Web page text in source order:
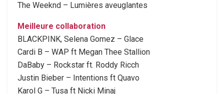
The Weeknd – Lumières aveuglantes
Meilleure collaboration
BLACKPINK, Selena Gomez – Glace
Cardi B – WAP ft Megan Thee Stallion
DaBaby – Rockstar ft. Roddy Ricch
Justin Bieber – Intentions ft Quavo
Karol G – Tusa ft Nicki Minaj